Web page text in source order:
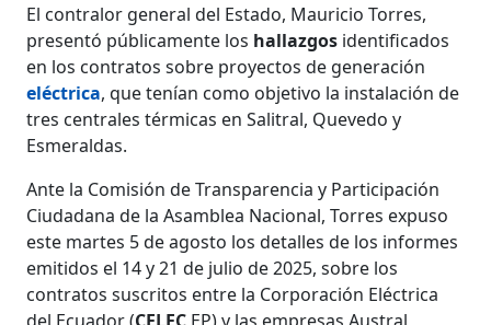
El contralor general del Estado, Mauricio Torres,
presentó públicamente los hallazgos identificados
en los contratos sobre proyectos de generación
eléctrica, quetenían como objetivo la instalación de
tres centrales térmicas en Salitral, Quevedo y
Esmeraldas.
Ante la Comisión de Transparencia y Participación
Ciudadana de la Asamblea Nacional, Torres expuso
este martes 5 de agosto los detalles de los informes
emitidos el 14 y 21 de julio de 2025, sobre los
contratos suscritos entre la Corporación Eléctrica